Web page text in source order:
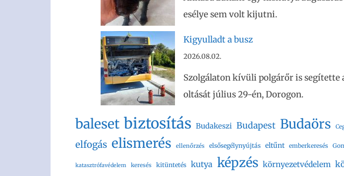
esélye sem volt kijutni.
Kigyulladt a busz
2026.08.02.
Szolgálaton kívüli polgárőr is
oltását július 29-én, Dorogon.
baleset biztosítás Budakeszi Budapest Budaörs
elfogás elismerés ellenőrzés elsősegélynyújtás eltűnt emberkeresés
katasztrófavédelem keresés kitüntetés kutya képzés környezetvédelem